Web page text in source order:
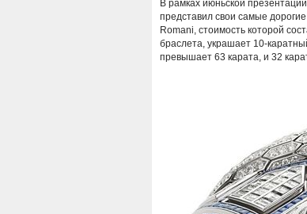
В рамках июньской
представил свои самые
Romani, стоимость которой
браслета, украшает 10-
превышает 63 карата, и 32